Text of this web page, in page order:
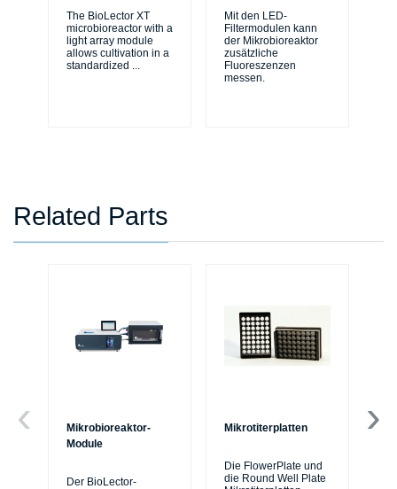
The BioLector XT
microbioreactor with a
light array module
allows cultivation in a
standardized ...
Mit den LED-
Filtermodulen kann
der Mikrobioreaktor
zusätzliche
Fluoreszenzen
messen.
Related Parts
Mikrobioreaktor-
Module
Der BioLector-
Mikrotiterplatten
Die FlowerPlate und
die Round Well Plate